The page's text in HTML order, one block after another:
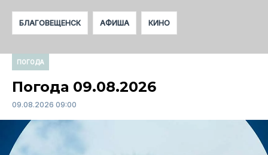
БЛАГОВЕЩЕНСК АФИША КИНО
ПОГОДА
Погода 09.08.2026
09.08.2026 09:00